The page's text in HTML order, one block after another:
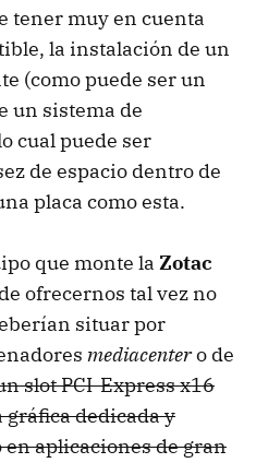
tener muy en cuenta
la instalación de un
(como puede ser un
un sistema de
cual puede ser
de espacio dentro de
placa como esta.
que monte la Zotac
ofrecernos tal vez no
situar por
mediacentero de
slot PCI-Express x16
dedicada y
aplicaciones de gran